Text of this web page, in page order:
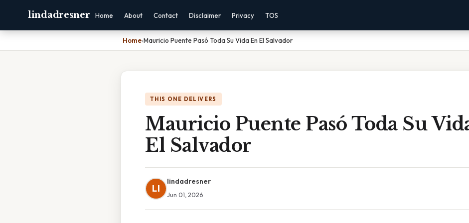
lindadresner Home About Contact Disclaimer Privacy TOS
Home›Mauricio Puente Pasó Toda Su Vida En El Salvador
THIS ONE DELIVERS
Mauricio Puente Pasó Toda Su
El Salvador
LI
lindadresner
Jun 01, 2026